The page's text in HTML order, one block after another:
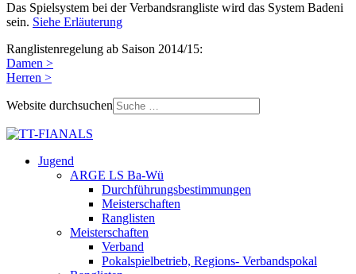
Das Spielsystem bei der Verbandsrangliste wird das System Badeni
sein. Siehe Erläuterung
Ranglistenregelung ab Saison 2014/15:
Damen >
Herren >
Website durchsuchen
Jugend
ARGE LS Ba-Wü
Durchführungsbestimmungen
Meisterschaften
Ranglisten
Meisterschaften
Verband
Pokalspielbetrieb, Regions- Verbandspokal